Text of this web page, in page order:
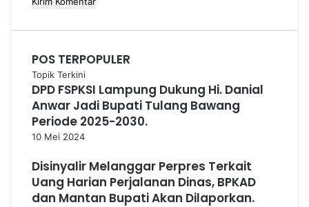
POS TERPOPULER
Topik Terkini
DPD FSPKSI Lampung Dukung Hi. Danial
Anwar Jadi Bupati Tulang Bawang
Periode 2025-2030.
10 Mei 2024
Disinyalir Melanggar Perpres Terkait
Uang Harian Perjalanan Dinas, BPKAD
dan Mantan Bupati Akan Dilaporkan.